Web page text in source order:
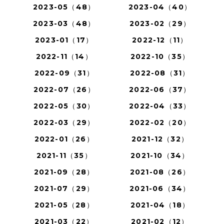
2023-05（48）
2023-04（40）
2023-03（48）
2023-02（29）
2023-01（17）
2022-12（11）
2022-11（14）
2022-10（35）
2022-09（31）
2022-08（31）
2022-07（26）
2022-06（37）
2022-05（30）
2022-04（33）
2022-03（29）
2022-02（20）
2022-01（26）
2021-12（32）
2021-11（35）
2021-10（34）
2021-09（28）
2021-08（26）
2021-07（29）
2021-06（34）
2021-05（28）
2021-04（18）
2021-03（22）
2021-02（12）